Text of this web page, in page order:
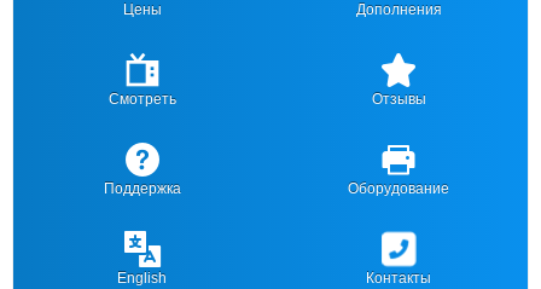
Цены Дополнения
Смотреть Отзывы
Поддержка Оборудование
English Контакты